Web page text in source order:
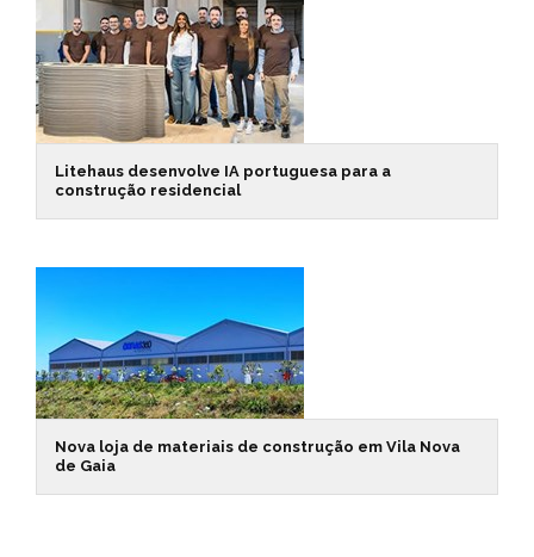
Litehaus desenvolve IA portuguesa para a
construção residencial
Nova loja de materiais de construção em Vila Nova
de Gaia